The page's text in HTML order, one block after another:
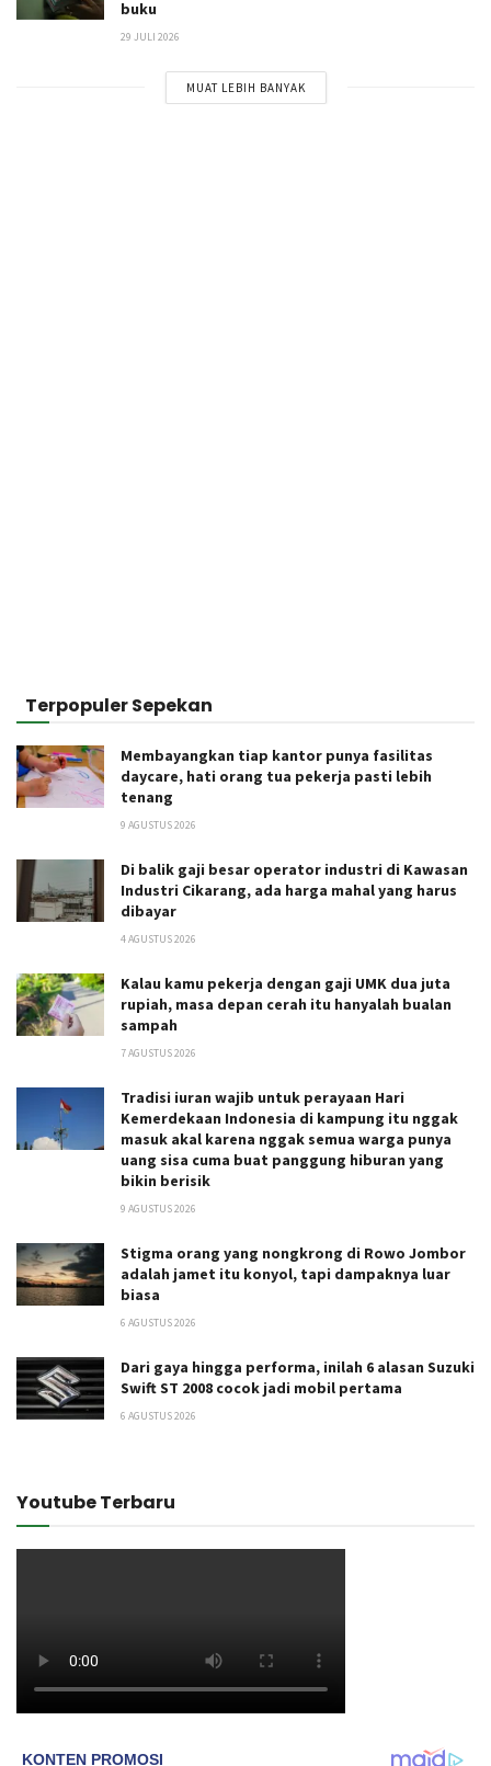
buku
29 JULI 2026
MUAT LEBIH BANYAK
Terpopuler Sepekan
Membayangkan tiap kantor punya fasilitas
daycare, hati orang tua pekerja pasti lebih
tenang
9 AGUSTUS 2026
Di balik gaji besar operator industri di Kawasan
Industri Cikarang, ada harga mahal yang harus
dibayar
4 AGUSTUS 2026
Kalau kamu pekerja dengan gaji UMK dua juta
rupiah, masa depan cerah itu hanyalah bualan
sampah
7 AGUSTUS 2026
Tradisi iuran wajib untuk perayaan Hari
Kemerdekaan Indonesia di kampung itu nggak
masuk akal karena nggak semua warga punya
uang sisa cuma buat panggung hiburan yang
bikin berisik
9 AGUSTUS 2026
Stigma orang yang nongkrong di Rowo Jombor
adalah jamet itu konyol, tapi dampaknya luar
biasa
6 AGUSTUS 2026
Dari gaya hingga performa, inilah 6 alasan Suzuki
Swift ST 2008 cocok jadi mobil pertama
6 AGUSTUS 2026
Youtube Terbaru